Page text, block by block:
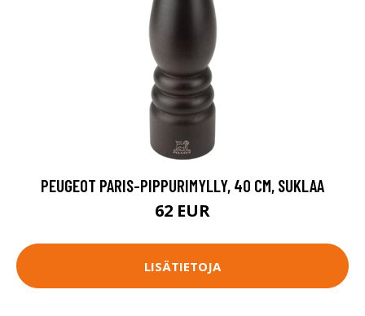
PEUGEOT PARIS-PIPPURIMYLLY, 40 CM, SUKLAA
62 EUR
LISÄTIETOJA